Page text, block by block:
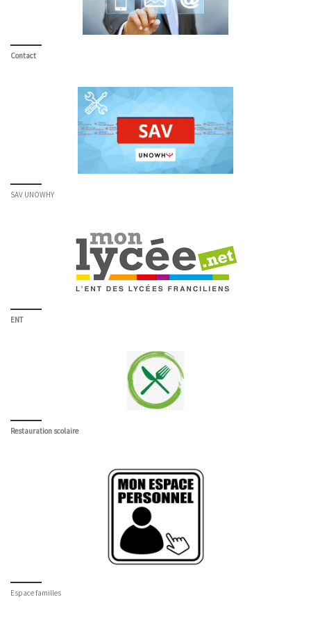
Contact
SAV UNOWHY
ENT
Restauration scolaire
Espace familles